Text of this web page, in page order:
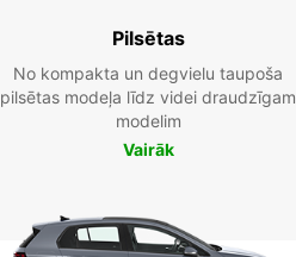
Pilsētas
No kompakta un degvielu taupoša
pilsētas modeļa līdz videi draudzīgam
modelim
Vairāk